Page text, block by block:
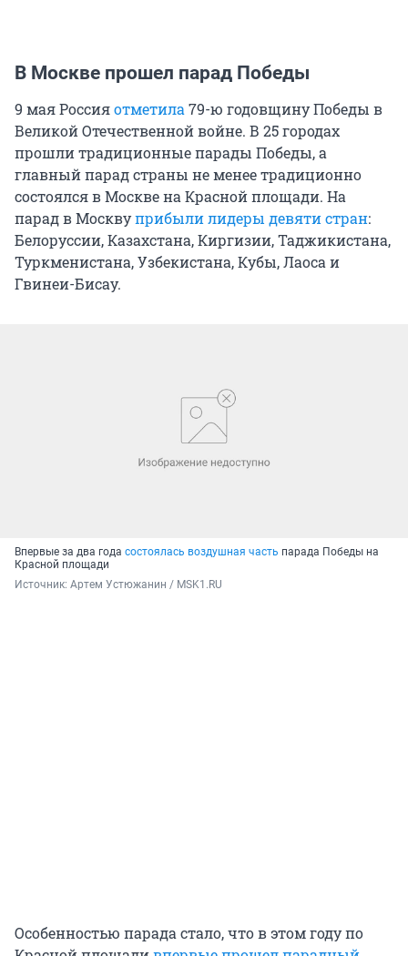
В Москве прошел парад Победы
9 мая Россияотметила 79-ю годовщину Победы в
Великой Отечественной войне. В 25 городах
прошли традиционные парады Победы, а
главный парад страны не менее традиционно
состоялся в Москве на Красной площади. На
парад в Москвуприбыли лидеры девяти стран:
Белоруссии, Казахстана, Киргизии, Таджикистана,
Туркменистана, Узбекистана, Кубы, Лаоса и
Гвинеи-Бисау.
Впервые за два года состоялась воздушная часть парада Победы на
Красной площади
Источник: Артем Устюжанин / MSK1.RU
Особенностью парада стало, что в этом году по